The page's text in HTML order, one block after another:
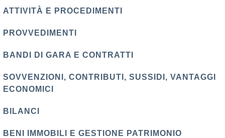
ATTIVITÀ E PROCEDIMENTI
PROVVEDIMENTI
BANDI DI GARA E CONTRATTI
SOVVENZIONI, CONTRIBUTI, SUSSIDI, VANTAGGI
ECONOMICI
BILANCI
BENI IMMOBILI E GESTIONE PATRIMONIO